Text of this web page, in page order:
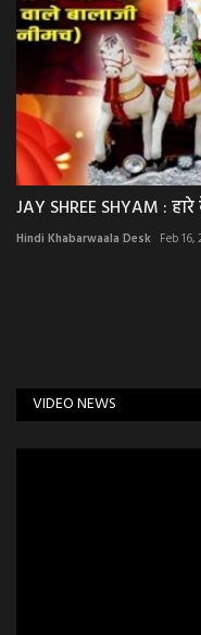
JAY SHREE SHYAM :
Hindi Khabarwaala Desk Feb 16,
VIDEO NEWS